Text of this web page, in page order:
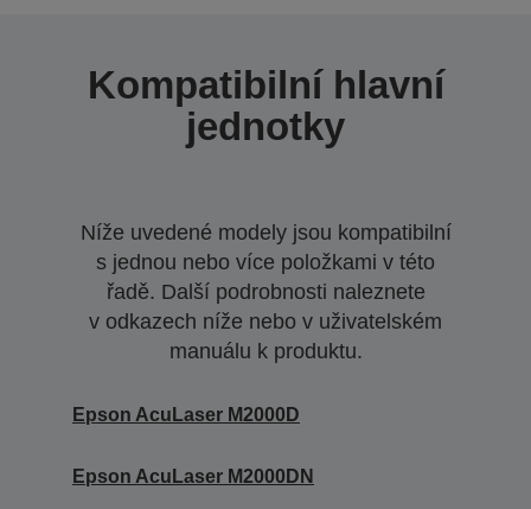
Kompatibilní hlavní
jednotky
Níže uvedené modely jsou kompatibilní
s jednou nebo více položkami v této
řadě. Další podrobnosti naleznete
v odkazech níže nebo v uživatelském
manuálu k produktu.
Epson AcuLaser M2000D
Epson AcuLaser M2000DN